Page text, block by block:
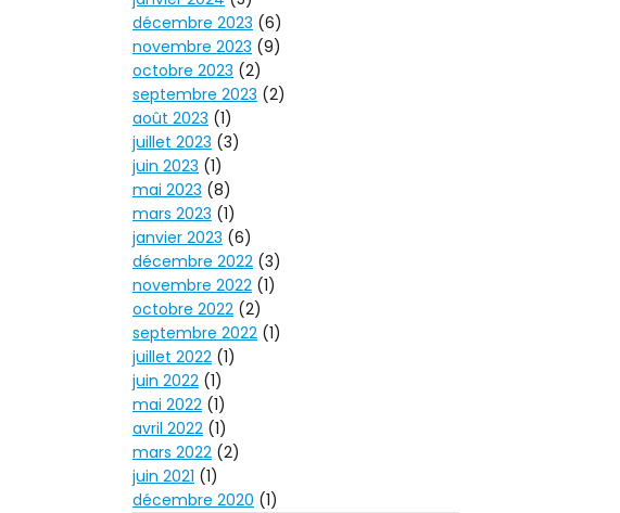
décembre 2023 (6)
novembre 2023 (9)
octobre 2023 (2)
septembre 2023 (2)
août 2023 (1)
juillet 2023 (3)
juin 2023 (1)
mai 2023 (8)
mars 2023 (1)
janvier 2023 (6)
décembre 2022 (3)
novembre 2022 (1)
octobre 2022 (2)
septembre 2022 (1)
juillet 2022 (1)
juin 2022 (1)
mai 2022 (1)
avril 2022 (1)
mars 2022 (2)
juin 2021 (1)
décembre 2020 (1)